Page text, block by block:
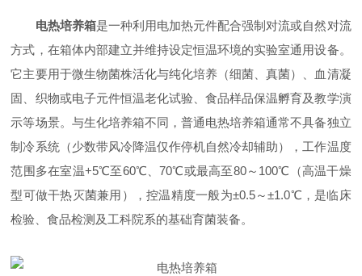
电热培养箱是一种利用电加热元件配合强制对流或自然对流
方式，在箱体内部建立并维持设定恒温环境的实验室通用设备。
它主要用于微生物菌株活化与纯化培养（细菌、真菌）、血清凝
固、织物或电子元件恒温老化试验、食品样品保温孵育及教学演
示等场景。与生化培养箱不同，普通电热培养箱通常不具备独立
制冷系统（少数带风冷降温仅作停机自然冷却辅助），工作温度
范围多在室温+5℃至60℃、70℃或最高至80～100℃（高温干燥
型可做干热灭菌兼用），控温精度一般为±0.5～±1.0℃，是临床
检验、食品检测及工科院系的基础育菌装备。